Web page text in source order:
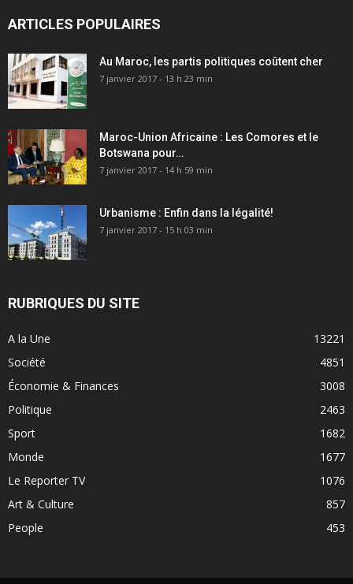
ARTICLES POPULAIRES
Au Maroc, les partis politiques coûtent cher
7 janvier 2017 - 13 h 23 min
Maroc-Union Africaine : Les Comores et le
Botswana pour…
7 janvier 2017 - 14 h 59 min
Urbanisme : Enfin dans la légalité!
7 janvier 2017 - 15 h 03 min
RUBRIQUES DU SITE
A la Une
13221
Société
4851
Économie & Finances
3008
Politique
2463
Sport
1682
Monde
1677
Le Reporter TV
1076
Art & Culture
857
People
453